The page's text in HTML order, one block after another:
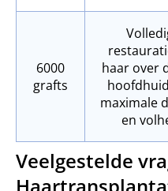
6000
grafts
haar over
maximale
en
Veelgestelde